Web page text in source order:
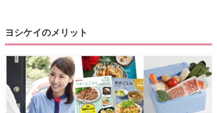
ヨシケイのメリット